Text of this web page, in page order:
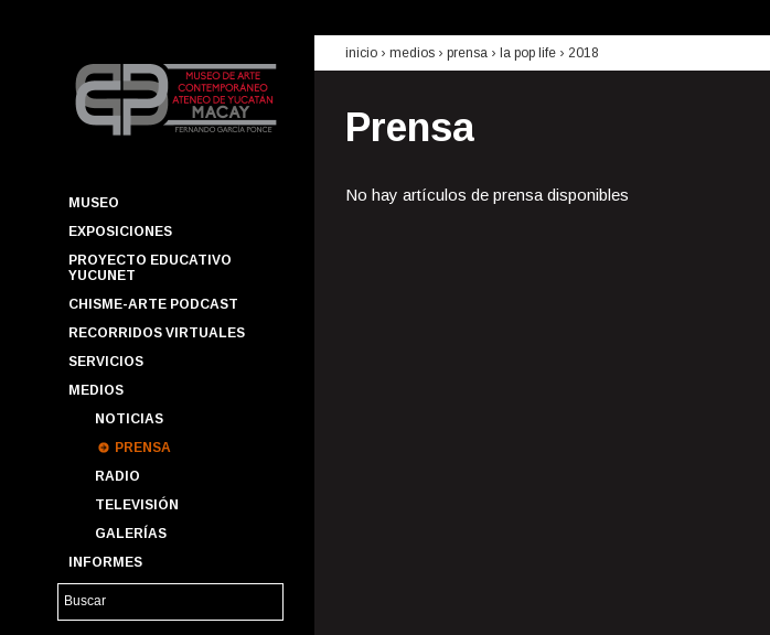
MUSEO
EXPOSICIONES
PROYECTO EDUCATIVO
YUCUNET
CHISME-ARTE PODCAST
RECORRIDOS VIRTUALES
SERVICIOS
MEDIOS
NOTICIAS
PRENSA
RADIO
TELEVISIÓN
GALERÍAS
INFORMES
inicio › medios › prensa › la pop life › 2018
Prensa
No hay artículos de prensa disponibles